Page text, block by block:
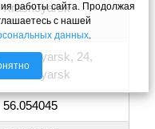
Krasnoyarsk
Krasnoyarsk, 24,
Krasnoyarsk
56.054045
работы сайта. Продолжая
с нашей
данных.